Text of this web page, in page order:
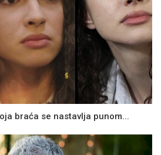
braća se nastavlja punom...